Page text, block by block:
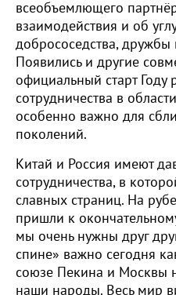
всеобъемлющего
взаимодействия и об
добрососедства, дружбы
Появились и другие
официальный старт Году
сотрудничества в
особенно важно для
поколений.
Китай и Россия имеют
сотрудничества, в
славных страниц. На
пришли к
мы очень нужны друг
спине» важно сегодня
союзе Пекина и Москвы
наши народы. Весь мир